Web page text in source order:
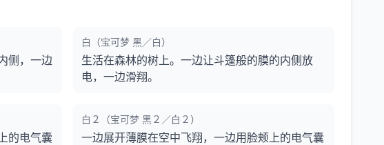
侧，一边
白（宝可梦 黑／白）
生活在森林的树上。一边让斗篷般的膜的内侧放
电，一边滑翔。
的电气囊
白２（宝可梦 黑２／白２）
一边展开薄膜在空中飞翔，一边用脸颊上的电气囊